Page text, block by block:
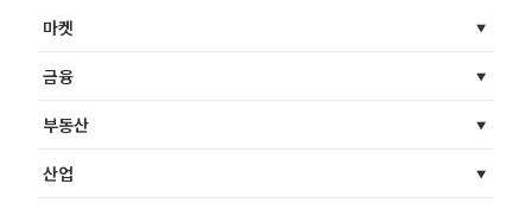
마켓
금융
부동산
산업